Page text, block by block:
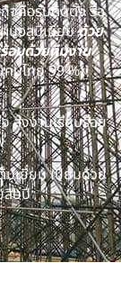
กิจคือรับติดตั้ง รื้อ
ผ่นอลูมิเนียมด้วย
อมด้วยทีมงาน
นไทย 99 %)
ส่งงานเรียบร้อย
มเยี่ยม เปี่ยมด้วย
สิบปี